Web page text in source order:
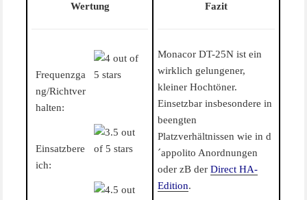
Wertung
Frequenzga
ng/Richtver
halten:
Einsatzbere
ich:
Fazit
Monacor DT-25N ist ein
wirklich gelungener,
kleiner Hochtöner.
Einsetzbar insbesondere in
beengten
Platzverhältnissen wie in d
´appolito Anordnungen
oder zB derDirect HA-
Edition.